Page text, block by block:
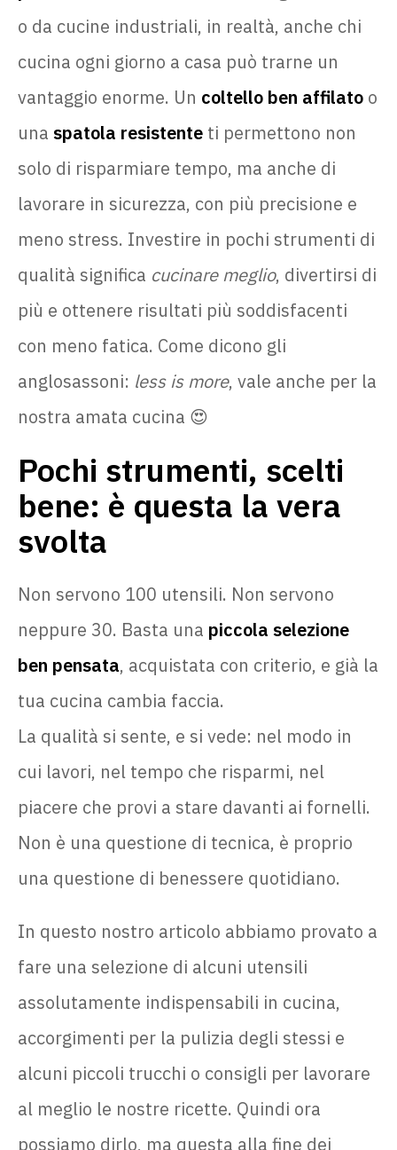
o da cucine industriali, in realtà, anche chi
cucina ogni giorno a casa può trarne un
vantaggio enorme. Un coltello ben affilato o
una spatola resistente ti permettono non
solo di risparmiare tempo, ma anche di
lavorare in sicurezza, con più precisione e
meno stress. Investire in pochi strumenti di
qualità significa cucinare meglio, divertirsi di
più e ottenere risultati più soddisfacenti
con meno fatica. Come dicono gli
anglosassoni: less is more, vale anche per la
nostra amata cucina 😍
Pochi strumenti, scelti
bene: è questa la vera
svolta
Non servono 100 utensili. Non servono
neppure 30. Basta una piccola selezione
ben pensata, acquistata con criterio, e già la
tua cucina cambia faccia.
La qualità si sente, e si vede: nel modo in
cui lavori, nel tempo che risparmi, nel
piacere che provi a stare davanti ai fornelli.
Non è una questione di tecnica, è proprio
una questione di benessere quotidiano.
In questo nostro articolo abbiamo provato a
fare una selezione di alcuni utensili
assolutamente indispensabili in cucina,
accorgimenti per la pulizia degli stessi e
alcuni piccoli trucchi o consigli per lavorare
al meglio le nostre ricette. Quindi ora
possiamo dirlo, ma questa alla fine dei